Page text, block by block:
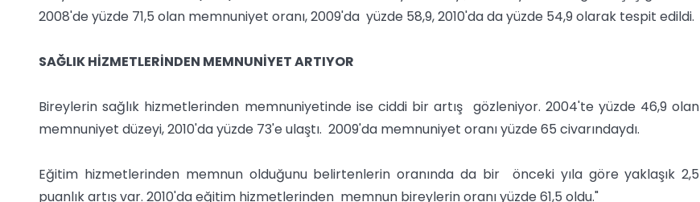
2008'de yüzde 71,5 olan memnuniyet oranı, 2009'da yüzde 58,9, 2010'da da yüzde 54,9 olarak tespit edildi.
SAĞLIK HİZMETLERİNDEN MEMNUNİYET ARTIYOR
Bireylerin sağlık hizmetlerinden memnuniyetinde ise ciddi bir artış gözleniyor. 2004'te yüzde 46,9 olan
memnuniyet düzeyi, 2010'da yüzde 73'e ulaştı. 2009'da memnuniyet oranı yüzde 65 civarındaydı.
Eğitim hizmetlerinden memnun olduğunu belirtenlerin oranında da bir önceki yıla göre yaklaşık 2,5
puanlık artış var. 2010'da eğitim hizmetlerinden memnun bireylerin oranı yüzde 61,5 oldu."